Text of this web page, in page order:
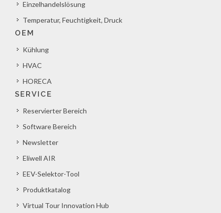
Einzelhandelslösung
Temperatur, Feuchtigkeit, Druck
OEM
Kühlung
HVAC
HORECA
SERVICE
Reservierter Bereich
Software Bereich
Newsletter
Eliwell AIR
EEV-Selektor-Tool
Produktkatalog
Virtual Tour Innovation Hub